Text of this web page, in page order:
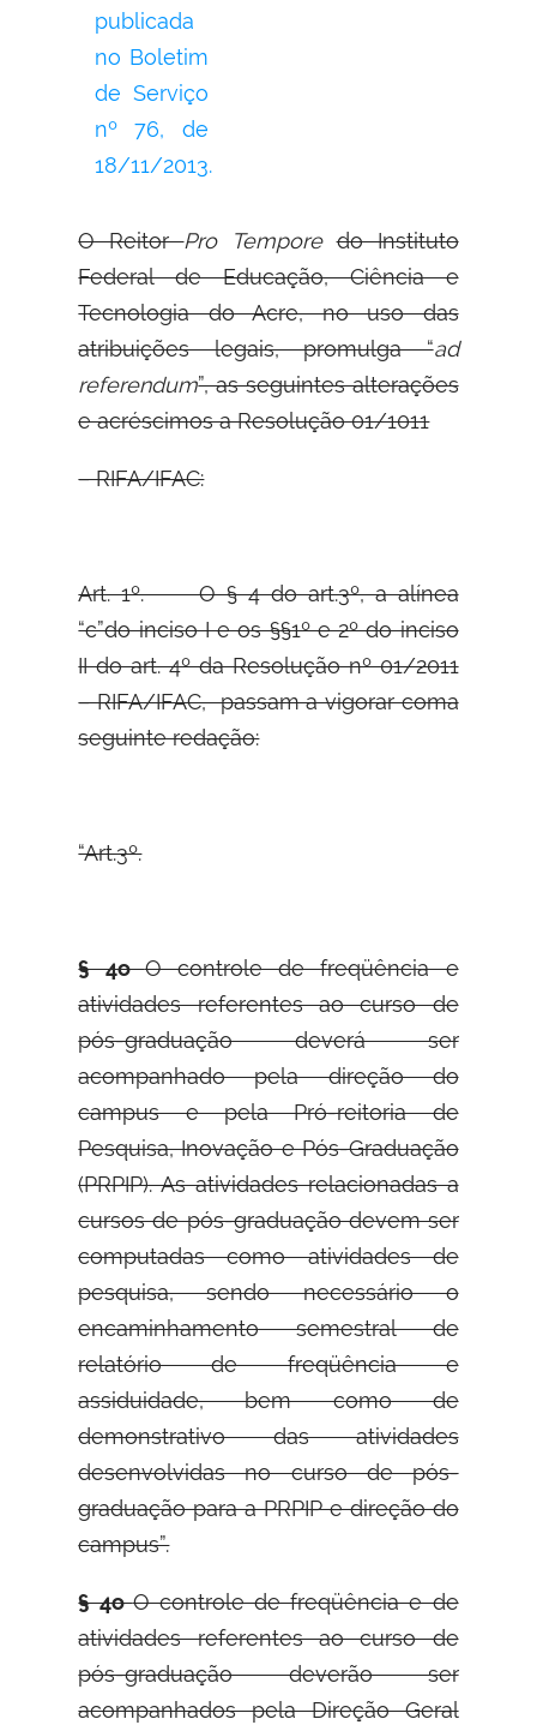
publicada
no Boletim
de Serviço
nº 76, de
18/11/2013.
O ReitorPro Temporedo Instituto
Federal de Educação, Ciência e
Tecnologia do Acre, no uso das
atribuições legais, promulga “ad
referendum”, as seguintes alterações
e acréscimos a Resolução 01/1011
– RIFA/IFAC:
Art. 1º. O § 4 do art.3º, a alínea
“c”do inciso I e os §§1º e 2º do inciso
II do art. 4º da Resolução nº 01/2011
– RIFA/IFAC, passam a vigorar coma
seguinte redação:
“Art.3º.
§ 4oO controle de freqüência e
atividades referentes ao curso de
pós-graduação deverá ser
acompanhado pela direção do
campus e pela Pró-reitoria de
Pesquisa, Inovação e Pós-Graduação
(PRPIP). As atividades relacionadas a
cursos de pós-graduação devem ser
computadas como atividades de
pesquisa, sendo necessário o
encaminhamento semestral de
relatório de freqüência e
assiduidade, bem como de
demonstrativo das atividades
desenvolvidas no curso de pós-
graduação para a PRPIP e direção do
campus”.
§ 4oO controle de freqüência e de
atividades referentes ao curso de
pós-graduação deverão ser
acompanhados pela Direção Geral